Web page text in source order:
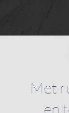
Met
en